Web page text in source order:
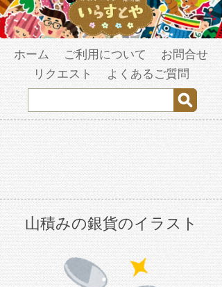
ホーム ご利用について
お問合せ
リクエスト
よくあるご質問
山積みの銀貨のイラスト